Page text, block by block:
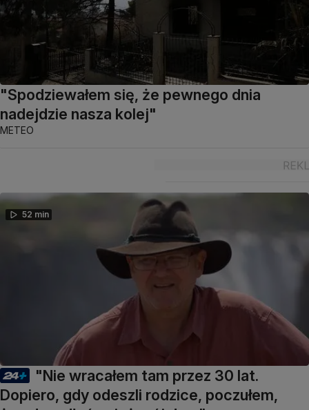
"Spodziewałem się, że pewnego dnia
nadejdzie nasza kolej"
METEO
52 min
"Nie wracałem tam przez 30 lat.
Dopiero, gdy odeszli rodzice, poczułem,